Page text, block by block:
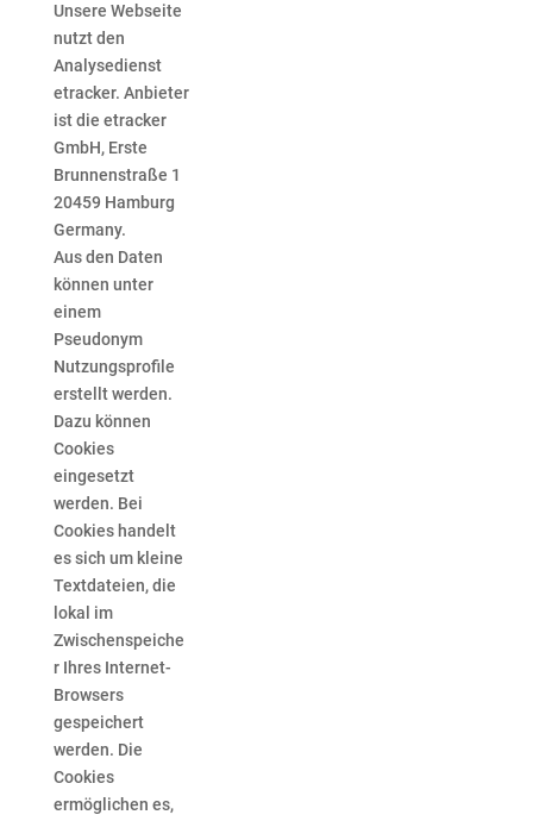
Unsere Webseite
nutzt den
Analysedienst
etracker. Anbieter
ist die etracker
GmbH, Erste
Brunnenstraße 1
20459 Hamburg
Germany.
Aus den Daten
können unter
einem
Pseudonym
Nutzungsprofile
erstellt werden.
Dazu können
Cookies
eingesetzt
werden. Bei
Cookies handelt
es sich um kleine
Textdateien, die
lokal im
Zwischenspeiche
r Ihres Internet-
Browsers
gespeichert
werden. Die
Cookies
ermöglichen es,